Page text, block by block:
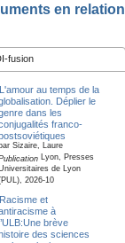
en relation
fusion
L'amour au temps de la
Déplier le
dans les
franco-
Sizaire, Laure
Lyon, Presses
de Lyon
2026-10
Racisme et
à
brève
des sciences